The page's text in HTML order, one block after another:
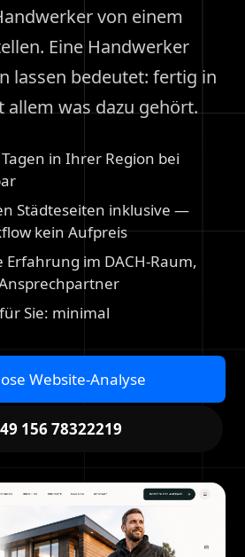
von einem
Eine Handwerker
lassen bedeutet: fertig in
allem was dazu gehört.
in Ihrer Region bei
Städteseiten inklusive —
kein Aufpreis
Erfahrung im DACH-Raum,
Sie: minimal
Website-Analyse
156 78322219